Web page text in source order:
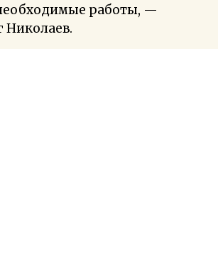
работы, —